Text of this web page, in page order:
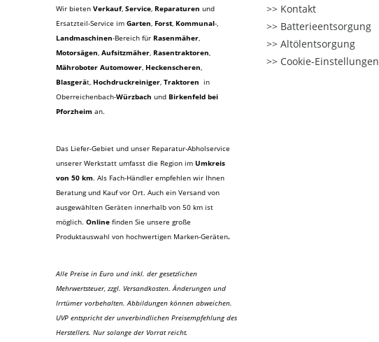
Wir bieten Verkauf, Service, Reparaturen und
Ersatzteil-Service im Garten, Forst, Kommunal-,
Landmaschinen-Bereich für Rasenmäher,
Motorsägen, Aufsitzmäher, Rasentraktoren,
Mähroboter Automower, Heckenscheren,
Blasgerät, Hochdruckreiniger, Traktoren in
Oberreichenbach-Würzbach und Birkenfeld bei
Pforzheim an.
Das Liefer-Gebiet und unser Reparatur-Abholservice
unserer Werkstatt umfasst die Region im Umkreis
von 50 km. Als Fach-Händler empfehlen wir Ihnen
Beratung und Kauf vor Ort. Auch ein Versand von
ausgewählten Geräten innerhalb von 50 km ist
möglich. Online finden Sie unsere große
Produktauswahl von hochwertigen Marken-Geräten.
Alle Preise in Euro und inkl. der gesetzlichen
Mehrwertsteuer, zzgl. Versandkosten. Änderungen und
Irrtümer vorbehalten. Abbildungen können abweichen.
UVP entspricht der unverbindlichen Preisempfehlung des
Herstellers. Nur solange der Vorrat reicht.
Kontakt
Batterieentsorgung
Altölentsorgung
Cookie-Einstellungen